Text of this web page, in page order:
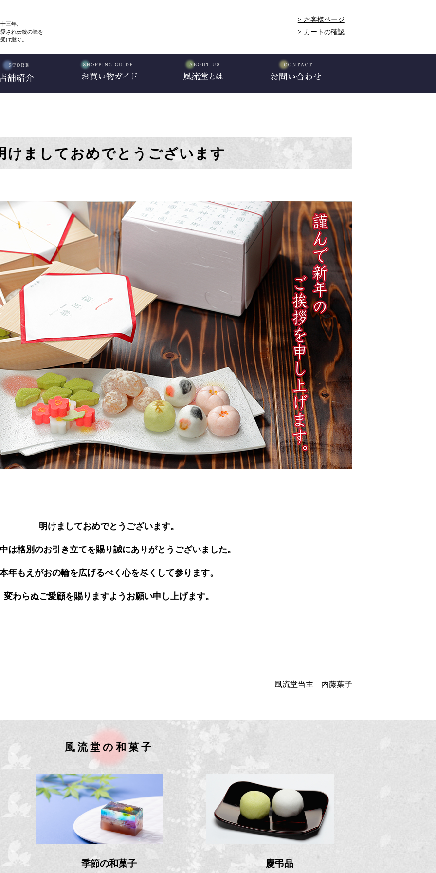
三年。
され伝統の味を
け継ぐ。
> お客様ページ
> カートの確認
けましておめでとうございます
明けましておめでとうございます。
は格別のお引き立てを賜り誠にありがとうございました。
本年もえがおの輪を広げるべく心を尽くして参ります。
変わらぬご愛顧を賜りますようお願い申し上げます。
風流堂当主 内藤葉子
風流堂の和菓子
季節の和菓子 慶弔品